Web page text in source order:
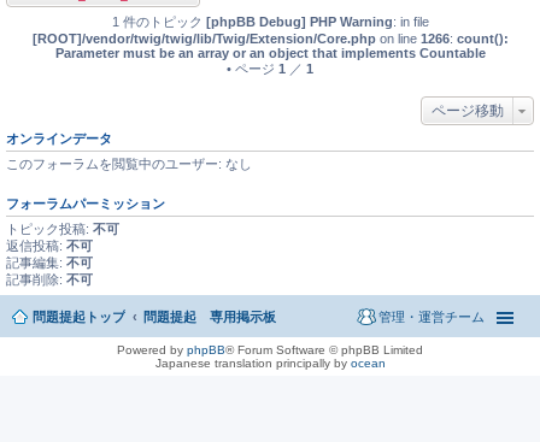
1 件のトピック [phpBB Debug] PHP Warning: in file
[ROOT]/vendor/twig/twig/lib/Twig/Extension/Core.phpon line 1266: count():
Parameter must be an array or an object that implements Countable
• ページ 1 ／ 1
ページ移動
オンラインデータ
このフォーラムを閲覧中のユーザー: なし
フォーラムパーミッション
トピック投稿: 不可
返信投稿: 不可
記事編集: 不可
記事削除: 不可
問題提起トップ 問題提起 専用掲示板 管理・運営チーム
Powered by phpBB® Forum Software © phpBB Limited
Japanese translation principally by ocean